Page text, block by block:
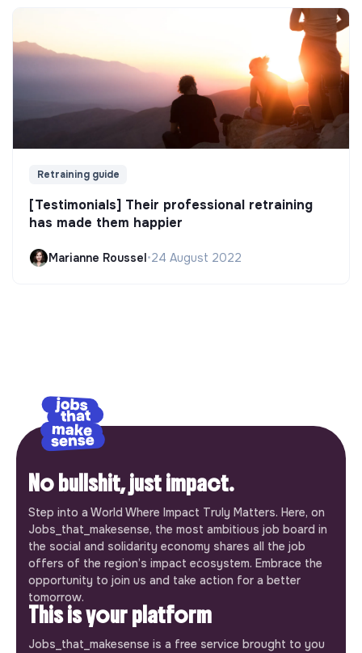
Retraining guide
[Testimonials] Their professional retraining
has made them happier
Marianne Roussel•24 August 2022
No bullshit, just impact.
Step into a World Where Impact Truly Matters. Here, on
Jobs_that_makesense, the most ambitious job board in
the social and solidarity economy shares all the job
offers of the region’s impact ecosystem. Embrace the
opportunity to join us and take action for a better
tomorrow.
This is your platform
Jobs_that_makesense is a free service brought to you